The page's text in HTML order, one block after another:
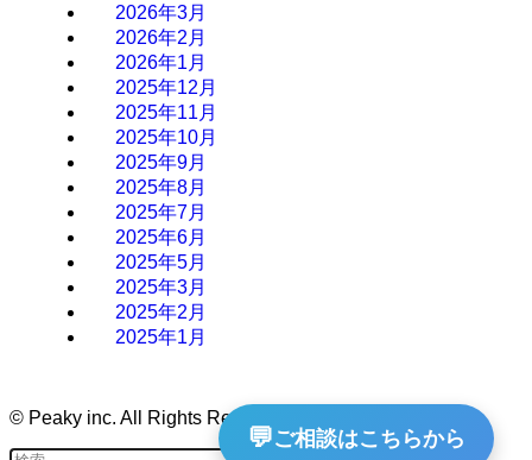
2026年3月
2026年2月
2026年1月
2025年12月
2025年11月
2025年10月
2025年9月
2025年8月
2025年7月
2025年6月
2025年5月
2025年3月
2025年2月
2025年1月
💬ご相談はこちらから
© Peaky inc. All Rights Reserved.